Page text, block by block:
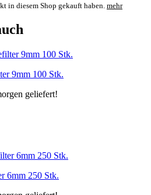
in diesem Shop gekauft haben. mehr
9mm 100 Stk.
6mm 250 Stk.